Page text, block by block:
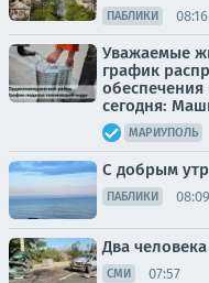
ПАБЛИКИ 08:16
Уважаемые
график
обеспечения
сегодня:
МАРИУПОЛЬ
С добрым
ПАБЛИКИ 08:09
Два
СМИ 07:57